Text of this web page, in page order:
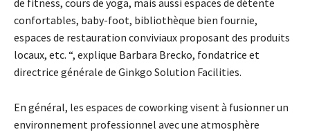
confortables, baby-foot, bibliothèque bien fournie,
espaces de restauration conviviaux proposant des produits
locaux, etc. “, explique Barbara Brecko, fondatrice et
directrice générale de Ginkgo Solution Facilities.
En général, les espaces de coworking visent à fusionner un
environnement professionnel avec une atmosphère